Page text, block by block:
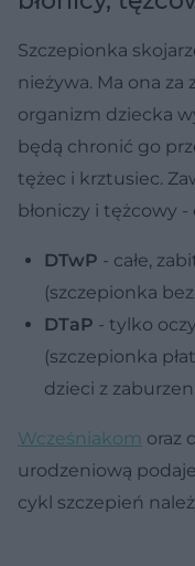
Szczepionka
nieżywa. Ma ona za
organizm dziecka
będą chronić go
tężec i krztusiec.
błoniczy i tężcowy -
DTwP - całe,
(szczepionka
DTaP - tylko
(szczepionka
dzieci z
Wcześniakom oraz
urodzeniową
cykl szczepień